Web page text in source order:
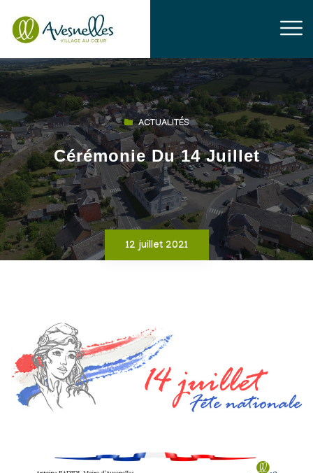
ACTUALITÉS
Cérémonie Du 14 Juillet
12 juillet 2021